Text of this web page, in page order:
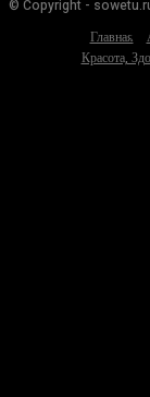
© Copyright -
Главная
Красота,